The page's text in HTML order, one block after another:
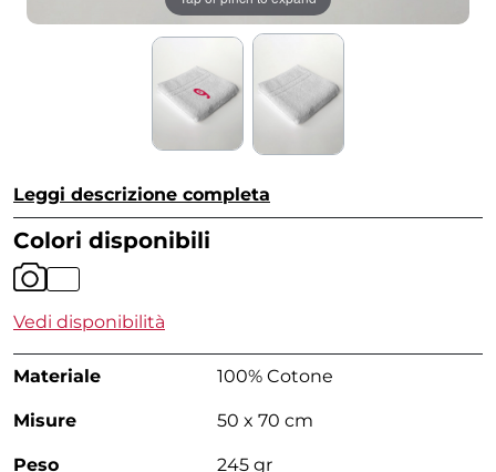
Leggi descrizione completa
Colori disponibili
Vedi disponibilità
Materiale 100% Cotone
Misure 50 x 70 cm
Peso 245 gr